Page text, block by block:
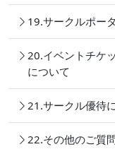
19.サークルポー
20.イベントチケ
について
21.サークル優待
22.その他のご質